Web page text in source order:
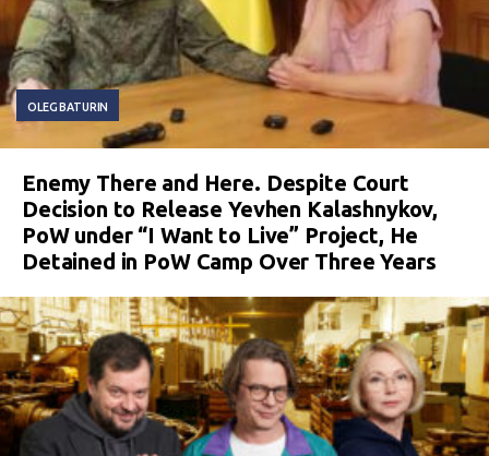
OLEG BATURIN
Enemy There and Here. Despite Court
Decision to Release Yevhen Kalashnykov,
PoW under “I Want to Live” Project, He
Detained in PoW Camp Over Three Years